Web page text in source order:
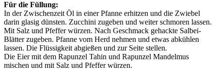
Für die Füllung:
In der Zwischenzeit Öl in einer Pfanne erhitzen und die Zwiebel
darin glasig dünsten. Zucchini zugeben und weiter schmoren lassen.
Mit Salz und Pfeffer würzen. Nach Geschmack gehackte Salbei-
Blätter zugeben. Pfanne vom Herd nehmen und etwas abkühlen
lassen. Die Flüssigkeit abgießen und zur Seite stellen.
Die Eier mit dem Rapunzel Tahin und Rapunzel Mandelmus
mischen und mit Salz und Pfeffer würzen.